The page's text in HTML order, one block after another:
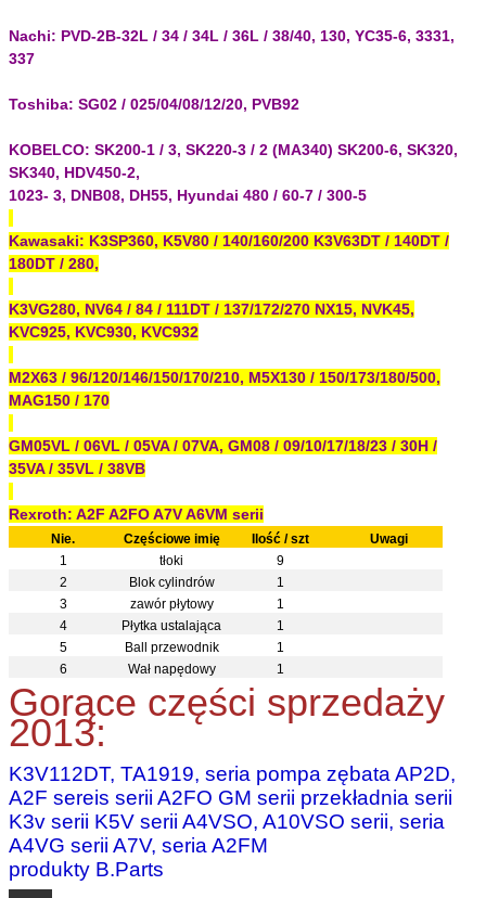
Nachi: PVD-2B-32L / 34 / 34L / 36L / 38/40, 130, YC35-6, 3331,
337
Toshiba: SG02 / 025/04/08/12/20, PVB92
KOBELCO: SK200-1 / 3, SK220-3 / 2 (MA340) SK200-6, SK320,
SK340, HDV450-2,
1023- 3, DNB08, DH55, Hyundai 480 / 60-7 / 300-5
Kawasaki: K3SP360, K5V80 / 140/160/200 K3V63DT / 140DT /
180DT / 280,
K3VG280, NV64 / 84 / 111DT / 137/172/270 NX15, NVK45,
KVC925, KVC930, KVC932
M2X63 / 96/120/146/150/170/210, M5X130 / 150/173/180/500,
MAG150 / 170
GM05VL / 06VL / 05VA / 07VA, GM08 / 09/10/17/18/23 / 30H /
35VA / 35VL / 38VB
Rexroth: A2F A2FO A7V A6VM serii
Nie. Częściowe imię Ilość / szt
Uwagi
1
tłoki
9
2
Blok cylindrów
1
3
zawór płytowy
1
4
Płytka ustalająca
1
5
Ball przewodnik
1
6
Wał napędowy 1
Gorące części sprzedaży
2013:
K3V112DT, TA1919, seria pompa zębata AP2D,
A2F sereis serii A2FO GM serii przekładnia serii
K3v serii K5V serii A4VSO, A10VSO serii, seria
A4VG serii A7V, seria A2FM
produkty B.Parts